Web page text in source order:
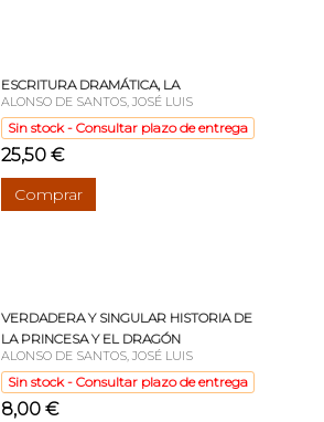
ESCRITURA DRAMÁTICA, LA
ALONSO DE SANTOS, JOSÉ LUIS
Sin stock - Consultar plazo de entrega
25,50 €
Comprar
VERDADERA Y SINGULAR HISTORIA DE
LA PRINCESA Y EL DRAGÓN
ALONSO DE SANTOS, JOSÉ LUIS
Sin stock - Consultar plazo de entrega
8,00 €